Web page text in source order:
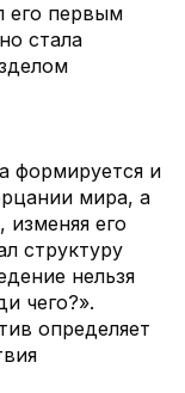
его первым
стала
формируется и
мира, а
его
структуру
нельзя
чего?».
определяет